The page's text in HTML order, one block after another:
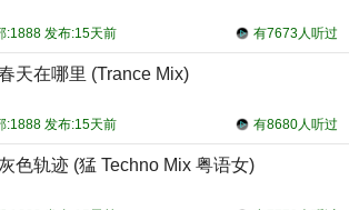
有7673人听过
:1888 发布:15天前
天在哪里 (Trance Mix)
有8680人听过
:1888 发布:15天前
色轨迹 (猛 Techno Mix 粤语女)